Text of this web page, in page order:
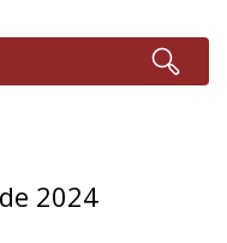
2024